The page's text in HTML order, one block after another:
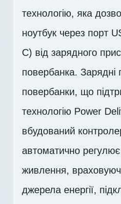
технологію, яка
ноутбук через порт
C) від зарядного
повербанка. Зарядні
повербанки, що
технологію Power
вбудований
автоматично
живлення,
джерела енергії,